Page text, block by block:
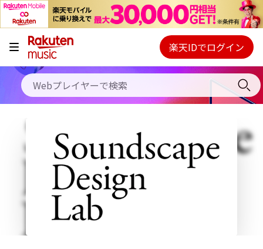
キャンペーン
料金プラン
使い方
初回30日間無料お試し
Webプレイヤー
ご契約内容の確認・変更
楽天IDでログイン